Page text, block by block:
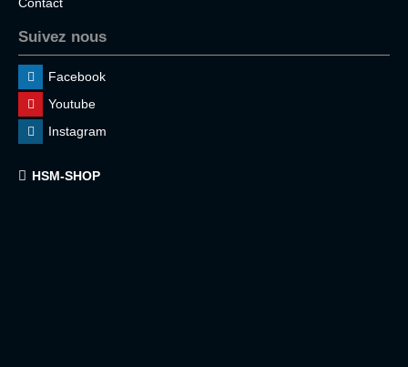
Contact
Suivez nous
Facebook
Youtube
Instagram
HSM-SHOP